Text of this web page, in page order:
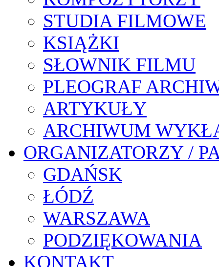
STUDIA FILMOWE
KSIĄŻKI
SŁOWNIK FILMU
PLEOGRAF
ARTYKUŁY
ARCHIWUM
ORGANIZATORZY /
GDAŃSK
ŁÓDŹ
WARSZAWA
PODZIĘKOWANIA
KONTAKT